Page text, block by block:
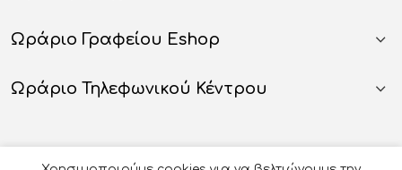
Ωράριο Γραφείου Eshop
Ωράριο Τηλεφωνικού Κέντρου